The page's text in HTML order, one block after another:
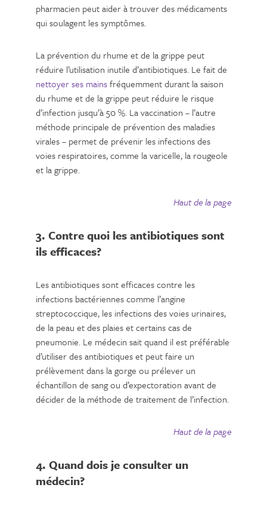
pharmacien peut aider à trouver des médicaments
qui soulagent les symptômes.
La prévention du rhume et de la grippe peut
réduire l’utilisation inutile d’antibiotiques. Le fait de
nettoyer ses mainsfréquemment durant la saison
du rhume et de la grippe peut réduire le risque
d’infection jusqu’à 50 %. La vaccination – l’autre
méthode principale de prévention des maladies
virales – permet de prévenir les infections des
voies respiratoires, comme la varicelle, la rougeole
et la grippe.
Haut de la page
3. Contre quoi les antibiotiques sont
ils efficaces?
Les antibiotiques sont efficaces contre les
infections bactériennes comme l’angine
streptococcique, les infections des voies urinaires,
de la peau et des plaies et certains cas de
pneumonie. Le médecin sait quand il est préférable
d’utiliser des antibiotiques et peut faire un
prélèvement dans la gorge ou prélever un
échantillon de sang ou d’expectoration avant de
décider de la méthode de traitement de l’infection.
Haut de la page
4. Quand dois je consulter un
médecin?